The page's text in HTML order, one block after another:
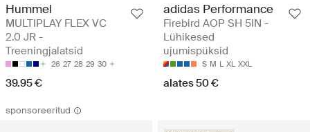
Hummel
MULTIPLAY FLEX VC
2.0 JR -
Treeningjalatsid
26 27 28 29 30
39.95 €
adidas Performance
Firebird AOP SH 5IN -
Lühikesed
ujumispüksid
S M L XL XXL
alates 50 €
sponsoreeritud